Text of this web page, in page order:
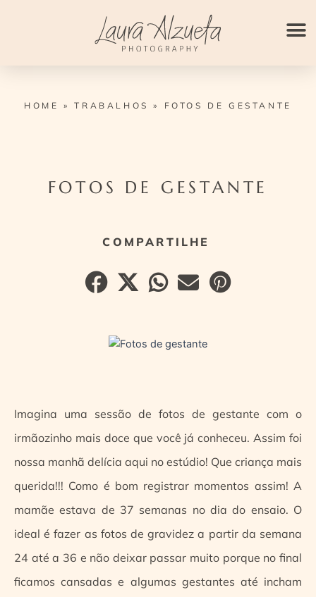
HOME »TRABALHOS » FOTOS DE GESTANTE
FOTOS DE GESTANTE
Imagina uma sessão de fotos de gestante com o
irmãozinho mais doce que você já conheceu. Assim foi
nossa manhã delícia aqui no estúdio! Que criança mais
querida!!! Como é bom registrar momentos assim! A
mamãe estava de 37 semanas no dia do ensaio. O
ideal é fazer as fotos de gravidez a partir da semana
24 até a 36 e não deixar passar muito porque no final
ficamos cansadas e algumas gestantes até incham